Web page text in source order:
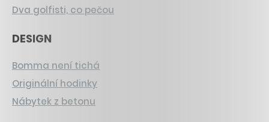
Dva golfisti, co pečou
DESIGN
Bomma není tichá
Originální hodinky
Nábytek z betonu